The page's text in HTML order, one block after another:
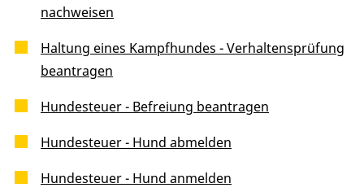
nachweisen
Haltung eines Kampfhundes - Verhaltensprüfung
beantragen
Hundesteuer - Befreiung beantragen
Hundesteuer - Hund abmelden
Hundesteuer - Hund anmelden